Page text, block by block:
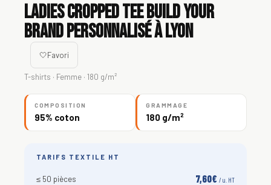
Ladies Cropped Tee Build Your
Brand personnalisé à Lyon
🤍Favori
T-shirts · Femme · 180 g/m²
COMPOSITION
95% coton
GRAMMAGE
180 g/m²
TARIFS TEXTILE HT
≤ 50 pièces 7,60€ / u. HT